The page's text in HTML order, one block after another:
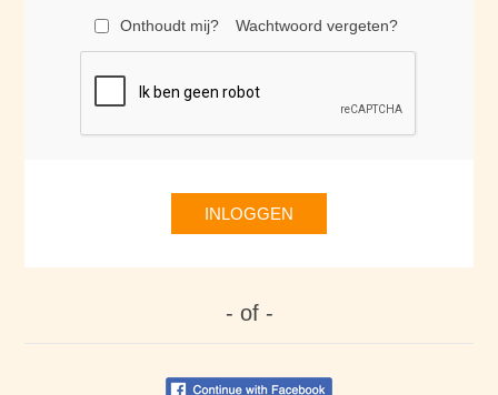
Onthoudt mij? Wachtwoord vergeten?
INLOGGEN
- of -